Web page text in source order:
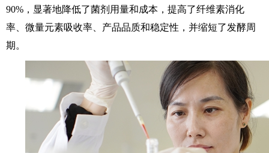
90%，显著地降低了菌剂用量和成本，提高了纤维素消化
率、微量元素吸收率、产品品质和稳定性，并缩短了发酵周
期。